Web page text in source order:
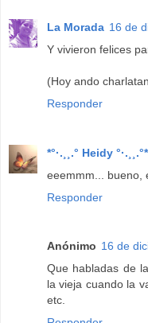
La Morada 16 de
Y vivieron felices
(Hoy ando
Responder
*°·.¸¸.° Heidy °·.¸¸.°*
eeemmm... bueno,
Responder
Anónimo 16 de
Que habladas de
la vieja cuando la
etc.